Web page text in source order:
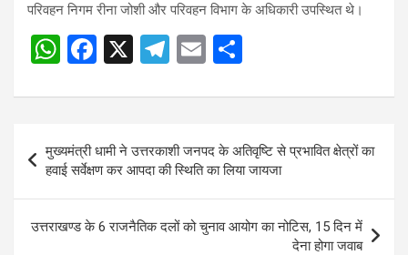
परिवहन निगम रीना जोशी और परिवहन विभाग के अधिकारी उपस्थित थे।
W
at
s
A
p
p
F
ce
b
o
o
k
X
T
e
gr
a
m
E
ail ar
e
navigation
मुख्यमंत्री धामी ने उत्तरकाशी जनपद के अतिवृष्टि से प्रभावित क्षेत्रों का
हवाई सर्वेक्षण कर आपदा की स्थिति का लिया जायजा
उत्तराखण्ड के 6 राजनैतिक दलों को चुनाव आयोग का नोटिस, 15 दिन में
देना होगा जवाब